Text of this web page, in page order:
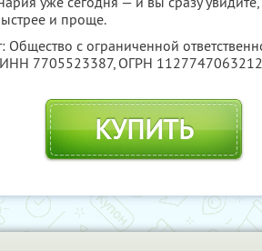
и проще.
Общество с ограниченной
ИНН 7705523387, ОГРН 1127747063212
КУПИТЬ